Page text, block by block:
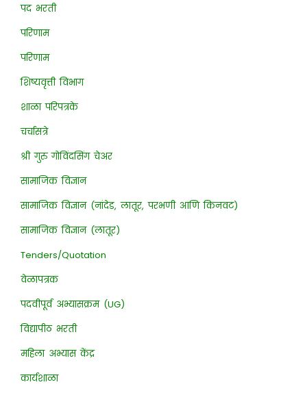
पद भरती
परिणाम
परिणाम
शिष्यवृत्ती विभाग
शाळा परिपत्रके
चर्चासत्रे
श्री गुरु गोविंदसिंग चेअर
सामाजिक विज्ञान
सामाजिक विज्ञान (नांदेड, लातूर, परभणी आणि किनवट)
सामाजिक विज्ञान (लातूर)
Tenders/Quotation
वेळापत्रक
पदवीपूर्व अभ्यासक्रम (UG)
विद्यापीठ भरती
महिला अभ्यास केंद्र
कार्यशाळा